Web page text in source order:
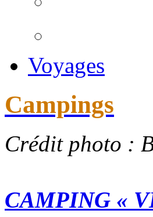
Voyages
Campings
Crédit photo :
CAMPING «